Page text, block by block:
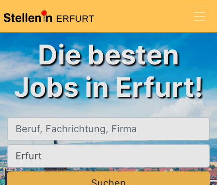
ERFURT
Die besten
Jobs in Erfurt!
Beruf, Fachrichtung, Firma
Ort, Stadt